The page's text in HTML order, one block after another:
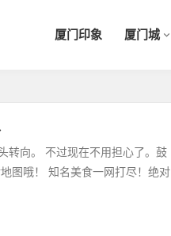
厦门印象 厦门城
转向。 不过现在不用担心了。鼓
图哦！ 知名美食一网打尽！绝对